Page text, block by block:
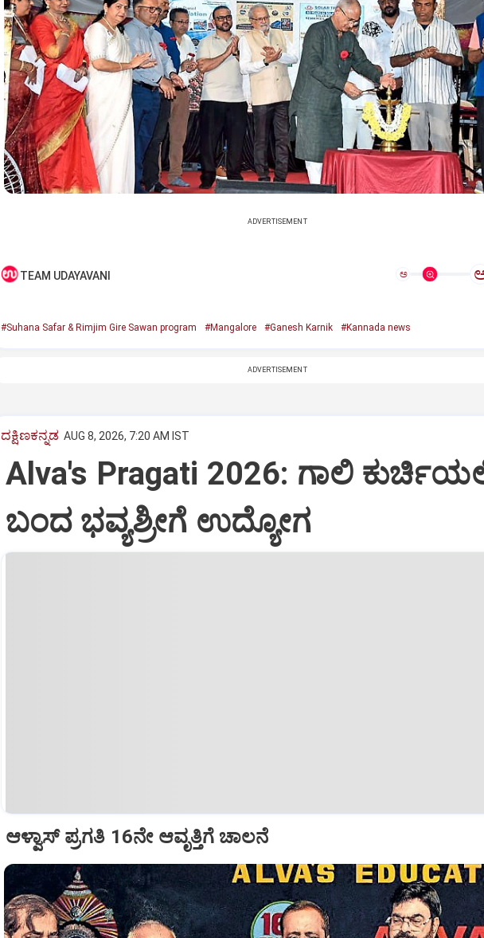
ADVERTISEMENT
TEAM UDAYAVANI ಅ
#Suhana Safar & Rimjim Gire Sawan program #Mangalore #Ganesh Karnik #Kannada news
ADVERTISEMENT
ದಕ್ಷಿಣಕನ್ನಡ AUG 8, 2026, 7:20 AM IST
Alva's Pragati 2026: ಗಾಲಿ
ಬಂದ ಭವ್ಯಶ್ರೀಗೆ ಉದ್ಯೋಗ
ಆಳ್ವಾಸ್‌ ಪ್ರಗತಿ 16ನೇ ಆವೃತ್ತಿಗೆ ಚಾಲನೆ